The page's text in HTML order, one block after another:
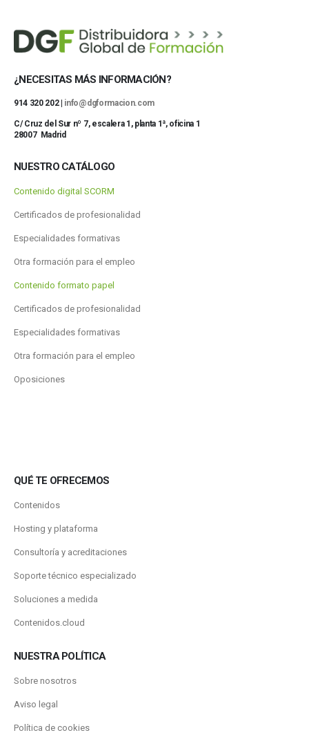
¿NECESITAS MÁS INFORMACIÓN?
914 320 202 | info@dgformacion.com
C/ Cruz del Sur nº 7, escalera 1, planta 1ª, oficina 1
28007 Madrid
NUESTRO CATÁLOGO
Contenido digital SCORM
Certificados de profesionalidad
Especialidades formativas
Otra formación para el empleo
Contenido formato papel
Certificados de profesionalidad
Especialidades formativas
Otra formación para el empleo
Oposiciones
QUÉ TE OFRECEMOS
Contenidos
Hosting y plataforma
Consultoría y acreditaciones
Soporte técnico especializado
Soluciones a medida
Contenidos.cloud
NUESTRA POLÍTICA
Sobre nosotros
Aviso legal
Política de cookies